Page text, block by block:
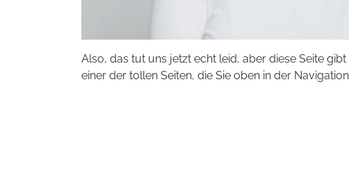
Also, das tut uns jetzt echt leid, aber diese Seite
einer der tollen Seiten, die Sie oben in der